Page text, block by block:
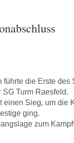
führte die Erste des
Turm Raesfeld.
einen Sieg, um die
ging.
zum